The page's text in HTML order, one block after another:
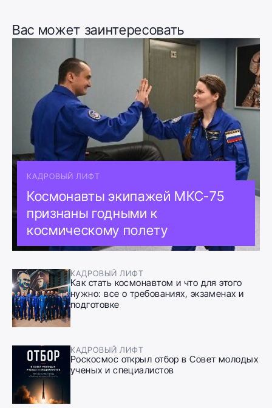
Вас может заинтересовать
КАДРОВЫЙ ЛИФТ
Космонавты экипажей МКС-75
признаны годными к
космическому полету
КАДРОВЫЙ ЛИФТ
Как стать космонавтом и что для этого
нужно: все о требованиях, экзаменах и
подготовке
КАДРОВЫЙ ЛИФТ
Роскосмос открыл отбор в Совет молодых
ученых и специалистов